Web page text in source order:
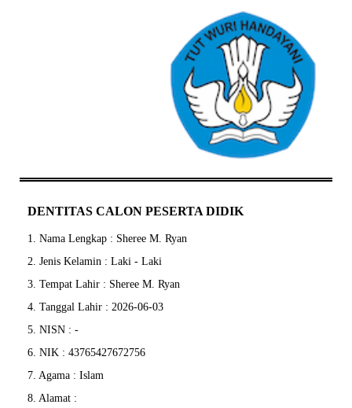
DENTITAS CALON PESERTA DIDIK
1. Nama Lengkap : Sheree M. Ryan
2. Jenis Kelamin : Laki - Laki
3. Tempat Lahir : Sheree M. Ryan
4. Tanggal Lahir : 2026-06-03
5. NISN : -
6. NIK : 43765427672756
7. Agama : Islam
8. Alamat :